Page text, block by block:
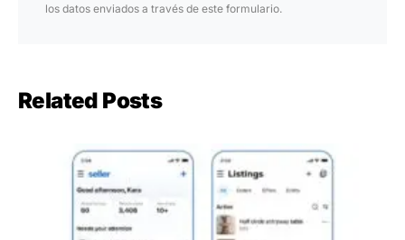
los datos enviados a través de este formulario.
Related Posts